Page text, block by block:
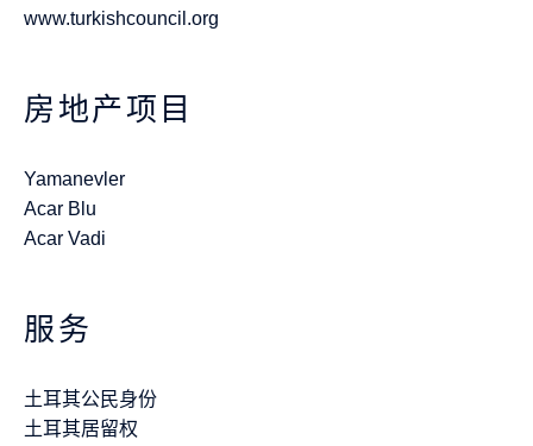
www.turkishcouncil.org
房地产项目
Yamanevler
Acar Blu
Acar Vadi
服务
土耳其公民身份
土耳其居留权